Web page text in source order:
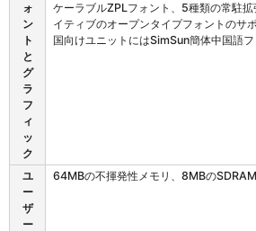
ォ
ン
ト
と
グ
ラ
フ
ィ
ッ
ク
ケーラブルZPLフォント、5種類の常駐
イティブのオープンタイプフォントのサ
国向けユニットにはSimSun簡体中国語
ユ
ー
ザ
ー
64MBの不揮発性メモリ、8MBのSDRAM